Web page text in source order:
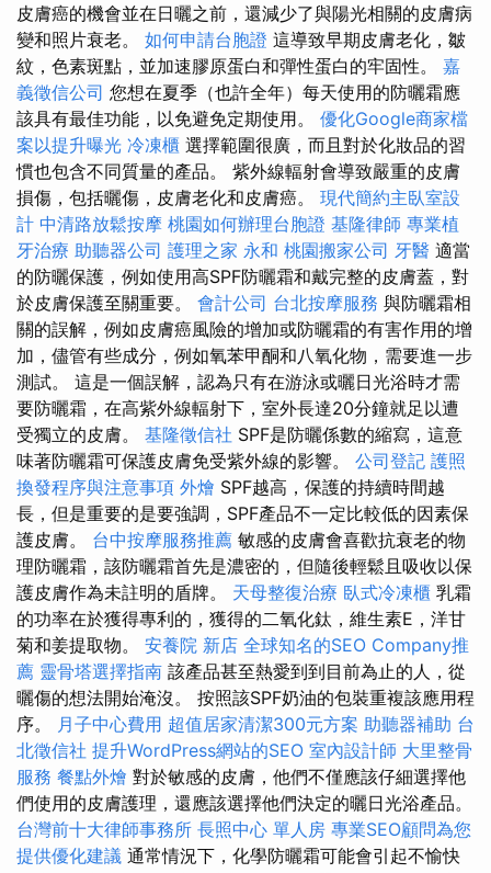
皮膚癌的機會並在日曬之前，還減少了與陽光相關的皮膚病
變和照片衰老。 如何申請台胞證 這導致早期皮膚老化，皺
紋，色素斑點，並加速膠原蛋白和彈性蛋白的牢固性。 嘉
義徵信公司 您想在夏季（也許全年）每天使用的防曬霜應
該具有最佳功能，以免避免定期使用。 優化Google商家檔
案以提升曝光 冷凍櫃 選擇範圍很廣，而且對於化妝品的習
慣也包含不同質量的產品。 紫外線輻射會導致嚴重的皮膚
損傷，包括曬傷，皮膚老化和皮膚癌。 現代簡約主臥室設
計 中清路放鬆按摩 桃園如何辦理台胞證 基隆律師 專業植
牙治療 助聽器公司 護理之家 永和 桃園搬家公司 牙醫 適當
的防曬保護，例如使用高SPF防曬霜和戴完整的皮膚蓋，對
於皮膚保護至關重要。 會計公司 台北按摩服務 與防曬霜相
關的誤解，例如皮膚癌風險的增加或防曬霜的有害作用的增
加，儘管有些成分，例如氧苯甲酮和八氧化物，需要進一步
測試。 這是一個誤解，認為只有在游泳或曬日光浴時才需
要防曬霜，在高紫外線輻射下，室外長達20分鐘就足以遭
受獨立的皮膚。 基隆徵信社 SPF是防曬係數的縮寫，這意
味著防曬霜可保護皮膚免受紫外線的影響。 公司登記 護照
換發程序與注意事項 外燴 SPF越高，保護的持續時間越
長，但是重要的是要強調，SPF產品不一定比較低的因素保
護皮膚。 台中按摩服務推薦 敏感的皮膚會喜歡抗衰老的物
理防曬霜，該防曬霜首先是濃密的，但隨後輕鬆且吸收以保
護皮膚作為未註明的盾牌。 天母整復治療 臥式冷凍櫃 乳霜
的功率在於獲得專利的，獲得的二氧化鈦，維生素E，洋甘
菊和姜提取物。 安養院 新店 全球知名的SEO Company推
薦 靈骨塔選擇指南 該產品甚至熱愛到到目前為止的人，從
曬傷的想法開始淹沒。 按照該SPF奶油的包裝重複該應用程
序。
月子中心費用 超值居家清潔300元方案 助聽器補助 台
北徵信社 提升WordPress網站的SEO 室內設計師 大里整骨
服務 餐點外燴 對於敏感的皮膚，他們不僅應該仔細選擇他
們使用的皮膚護理，還應該選擇他們決定的曬日光浴產品。
台灣前十大律師事務所 長照中心 單人房 專業SEO顧問為您
提供優化建議 通常情況下，化學防曬霜可能會引起不愉快